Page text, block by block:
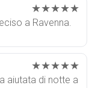
★★★★★
a Ravenna.
★★★★★
aiutata di notte a